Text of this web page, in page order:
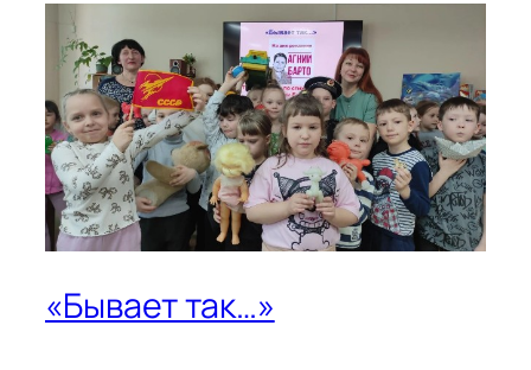
«Бывает так…»